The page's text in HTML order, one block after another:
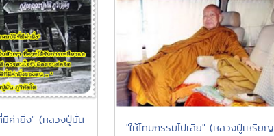
ค่ายิ่ง" (หลวงปู่มั่น
"ให้โทษกรรมไปเสีย" (หลวงปู่เหรียญ